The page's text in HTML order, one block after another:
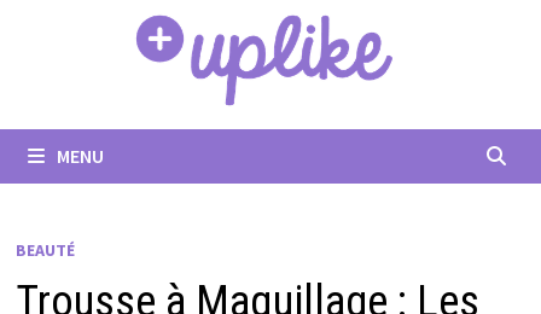
MENU
BEAUTÉ
Trousse à Maquillage : Les